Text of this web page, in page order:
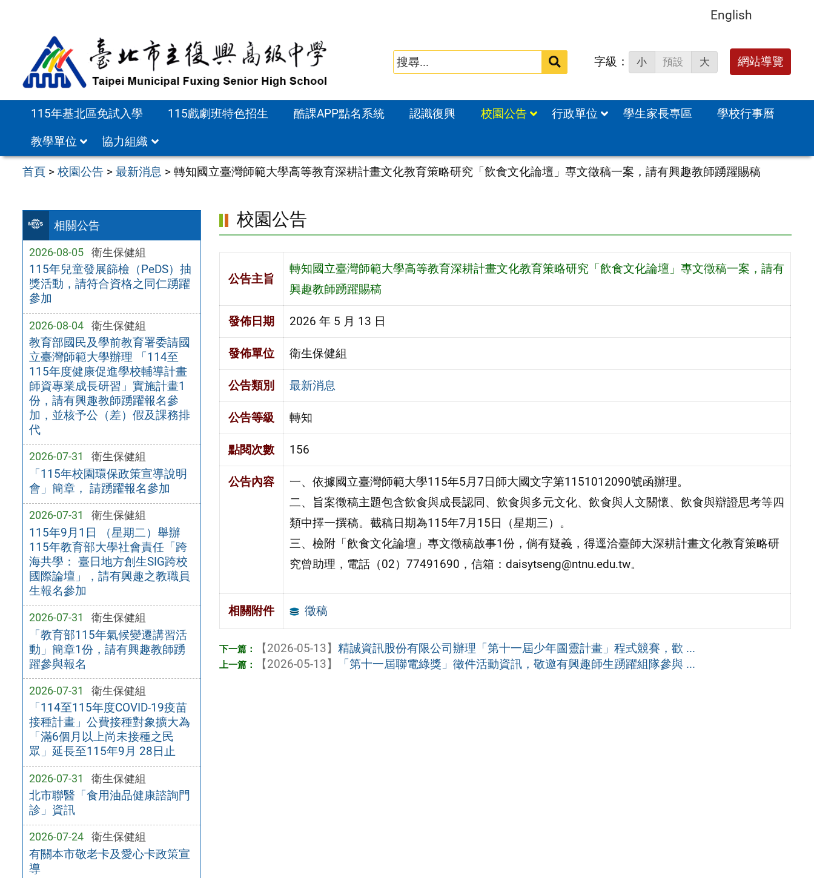
English
搜
字級： 小 預設 大 網站導覽
115年基北區免試入學 115戲劇班特色招生 酷課APP點名系統 認識復興 校園公告 行政單位 學生家長專區
學校行事曆
教學單位
協力組織
首頁 >校園公告 >最新消息 >轉知國立臺灣師範大學高等教育深耕計畫文化教育策略研究「飲食文化論壇」專文徵稿一案，請有興趣教師踴躍賜稿
相關公告
2026-08-05 衛生保健組
115年兒童發展篩檢（PeDS）抽
獎活動，請符合資格之同仁踴躍
參加
2026-08-04 衛生保健組
教育部國民及學前教育署委請國
立臺灣師範大學辦理 「114至
115年度健康促進學校輔導計畫
師資專業成長研習」實施計畫1
份，請有興趣教師踴躍報名參
加，並核予公（差）假及課務排
代
2026-07-31 衛生保健組
「115年校園環保政策宣導說明
會」簡章， 請踴躍報名參加
2026-07-31 衛生保健組
115年9月1日 （星期二）舉辦
115年教育部大學社會責任「跨
海共學： 臺日地方創生SIG跨校
國際論壇」，請有興趣之教職員
生報名參加
2026-07-31 衛生保健組
「教育部115年氣候變遷講習活
動」簡章1份，請有興趣教師踴
躍參與報名
2026-07-31 衛生保健組
「114至115年度COVID-19疫苗
接種計畫」公費接種對象擴大為
「滿6個月以上尚未接種之民
眾」延長至115年9月 28日止
2026-07-31 衛生保健組
北市聯醫「食用油品健康諮詢門
診」資訊
2026-07-24 衛生保健組
有關本市敬老卡及愛心卡政策宣
導
校園公告
公告主旨
轉知國立臺灣師範大學高等教育深耕計畫文化教育策略研究「飲食文化論壇」專文徵稿一案，請有
興趣教師踴躍賜稿
發佈日期 2026 年 5 月 13 日
發佈單位 衛生保健組
公告類別 最新消息
公告等級 轉知
點閱次數 156
公告內容
一、依據國立臺灣師範大學115年5月7日師大國文字第1151012090號函辦理。
二、旨案徵稿主題包含飲食與成長認同、飲食與多元文化、飲食與人文關懷、飲食與辯證思考等四
類中擇一撰稿。截稿日期為115年7月15日（星期三）。
三、檢附「飲食文化論壇」專文徵稿啟事1份，倘有疑義，得逕洽臺師大深耕計畫文化教育策略研
究曾助理，電話（02）77491690，信箱：daisytseng@ntnu.edu.tw。
相關附件 徵稿
【2026-05-13】精誠資訊股份有限公司辦理「第十一屆少年圖靈計畫」程式競賽，歡 ...
【2026-05-13】
「第十一屆聯電綠獎」徵件活動資訊，敬邀有興趣師生踴躍組隊參與 ...